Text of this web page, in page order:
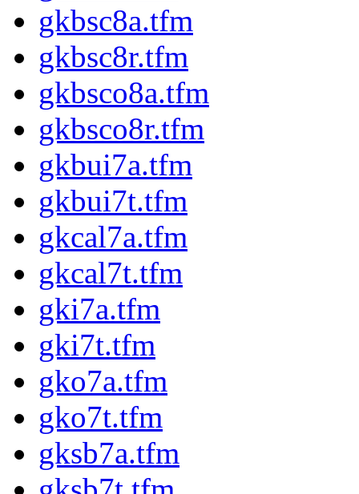
gkbsc8a.tfm
gkbsc8r.tfm
gkbsco8a.tfm
gkbsco8r.tfm
gkbui7a.tfm
gkbui7t.tfm
gkcal7a.tfm
gkcal7t.tfm
gki7a.tfm
gki7t.tfm
gko7a.tfm
gko7t.tfm
gksb7a.tfm